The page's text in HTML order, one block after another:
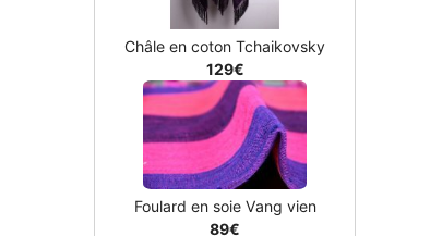
Châle en coton Tchaikovsky
129€
Foulard en soie Vang vien
89€